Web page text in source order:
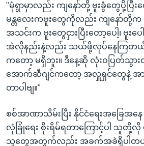
"မုံရွာမှာလည်း ကျနော်တို့ ဗူးခွံတွေပို့ပြီ
မန္တလေးကဗူးတွေကိုလည်း ကျနော်တို့က
အသင်းက ဗူးတွေငှားပြီးတော့ပေါ့၊ ဗူးပ
အဲလိုနည်းနဲ့လည်း သယ်ဖို့လုပ်နေကြတယ်
ကတော့ မရှိဘူး။ ဒီနေ့ဆို လုံးဝပြတ်သွား
အောက်ဆီဂျင်ကတော့ အလှူရှင်တွေနဲ့ အာ
တာပါဗျ။"
စစ်အာဏာသိမ်းပြီး နိုင်ငံရေးအခြေအန
လုံခြုံရေး စိုးရိမ်ရတာကြောင့်ပါ သူတို့
သူတွေအတွက်လည်း အခက်အခဲရှိပါတ